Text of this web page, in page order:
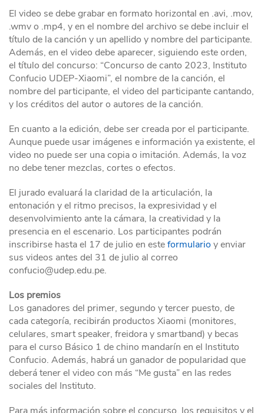
El video se debe grabar en formato horizontal en .avi, .mov,
.wmv o .mp4, y en el nombre del archivo se debe incluir el
título de la canción y un apellido y nombre del participante.
Además, en el video debe aparecer, siguiendo este orden,
el título del concurso: “Concurso de canto 2023, Instituto
Confucio UDEP-Xiaomi”, el nombre de la canción, el
nombre del participante, el video del participante cantando,
y los créditos del autor o autores de la canción.
En cuanto a la edición, debe ser creada por el participante.
Aunque puede usar imágenes e información ya existente, el
video no puede ser una copia o imitación. Además, la voz
no debe tener mezclas, cortes o efectos.
El jurado evaluará la claridad de la articulación, la
entonación y el ritmo precisos, la expresividad y el
desenvolvimiento ante la cámara, la creatividad y la
presencia en el escenario. Los participantes podrán
inscribirse hasta el 17 de julio en esteformulario y enviar
sus videos antes del 31 de julio al correo
confucio@udep.edu.pe.
Los premios
Los ganadores del primer, segundo y tercer puesto, de
cada categoría, recibirán productos Xiaomi (monitores,
celulares, smart speaker, freidora y smartband) y becas
para el curso Básico 1 de chino mandarín en el Instituto
Confucio. Además, habrá un ganador de popularidad que
deberá tener el video con más “Me gusta” en las redes
sociales del Instituto.